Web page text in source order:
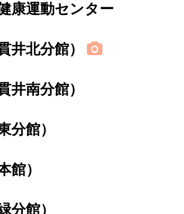
康運動センター
井北分館）
井南分館）
分館）
館）
分館）